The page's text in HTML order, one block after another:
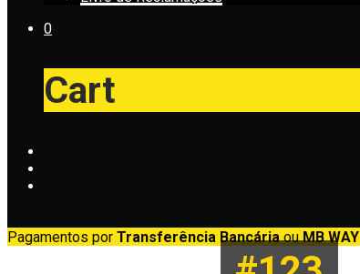
Pagamentos por Transferência BancáriaouMB WAY
0
Cart